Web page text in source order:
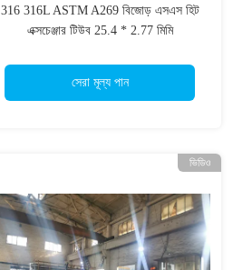
316 316L ASTM A269 বিজোড় এসএস হিট
এক্সচেঞ্জার টিউব 25.4 * 2.77 মিমি
সেরা মূল্য পান
ভিডিও